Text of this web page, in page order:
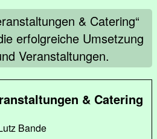
& Catering“
erfolgreiche Umsetzung
Veranstaltungen.
& Catering
Bande